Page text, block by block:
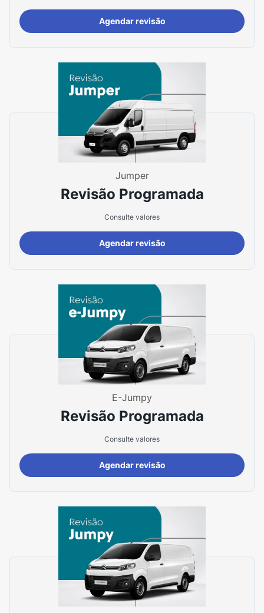
Agendar revisão
Jumper
Revisão Programada
Consulte valores
Agendar revisão
E-Jumpy
Revisão Programada
Consulte valores
Agendar revisão